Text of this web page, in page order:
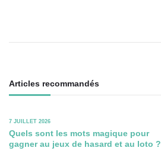
Articles recommandés
7 JUILLET 2026
Quels sont les mots magique pour
gagner au jeux de hasard et au loto ?